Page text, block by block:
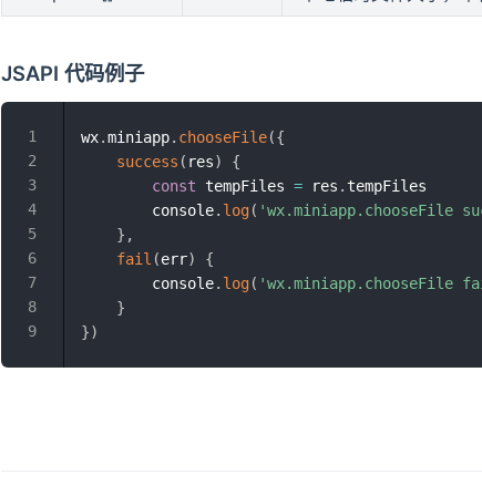
JSAPI 代码例子
wx.miniapp. chooseFile({
success ( res)
{
const tempFiles = res . tempFiles
        console
. log( 'wx.miniapp.chooseFile
} ,
fail (err)
{
        console
. log( 'wx.miniapp.chooseFile
}
})